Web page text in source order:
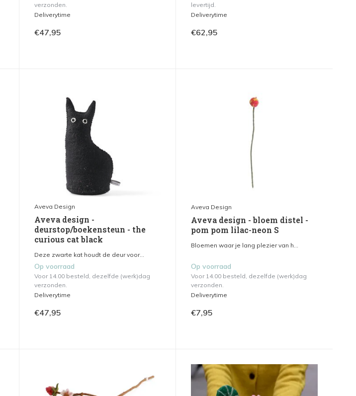
verzonden.
Deliverytime
€47,95
levertijd.
Deliverytime
€62,95
Aveva Design
Aveva design -
deurstop/boekensteun - the
curious cat black
Deze zwarte kat houdt de deur voor...
Op voorraad
Voor 14.00 besteld, dezelfde (werk)dag
verzonden.
Deliverytime
€47,95
Aveva Design
Aveva design - bloem distel -
pom pom lilac-neon S
Bloemen waar je lang plezier van h...
Op voorraad
Voor 14.00 besteld, dezelfde (werk)dag
verzonden.
Deliverytime
€7,95